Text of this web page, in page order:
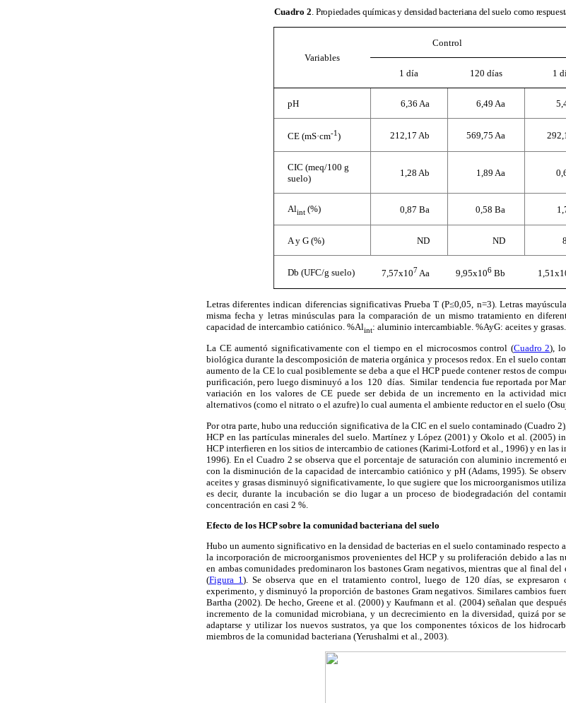
Cuadro 2.Propiedades químicas y densidad bacteriana del suelo como
Variables
Control
1 día 120 días 1
pH 6,36 Aa 6,49 Aa
CE (mS·cm-1) 212,17 Ab 569,75 Aa
CIC (meq/100 g
suelo)
1,28 Ab 1,89 Aa
Alint (%) 0,87 Ba 0,58 Ba
A y G (%) ND ND
Db (UFC/g suelo) 7,57x107 Aa 9,95x106 Bb
Letras diferentes indican diferencias significativas Prueba T (P≤0,05, n=3). Letras
misma fecha y letras minúsculas para la comparación de un mismo tratamiento en
capacidad de intercambio catiónico. %Alint: aluminio intercambiable. %AyG: aceites y
La CE aumentó significativamente con el tiempo en el microcosmos control (Cuadro 2),
biológica durante la descomposición de materia orgánica y procesos redox. En el suelo
aumento de la CE lo cual posiblemente se deba a que el HCP puede contener restos de
purificación, pero luego disminuyó a los 120 días. Similar tendencia fue reportada por
variación en los valores de CE puede ser debida de un incremento en la actividad
alternativos (como el nitrato o el azufre) lo cual aumenta el ambiente reductor en el suelo
Por otra parte, hubo una reducción significativa de la CIC en el suelo contaminado (Cuadro
HCP en las partículas minerales del suelo. Martínez y López (2001) y Okolo et al. (2005)
HCP interfieren en los sitios de intercambio de cationes (Karimi-Lotford et al., 1996) y en las
1996). En el Cuadro 2 se observa que el porcentaje de saturación con aluminio incrementó
con la disminución de la capacidad de intercambio catiónico y pH (Adams, 1995). Se
aceites y grasas disminuyó significativamente, lo que sugiere que los microorganismos
es decir, durante la incubación se dio lugar a un proceso de biodegradación del
concentración en casi 2 %.
Efecto de los HCP sobre la comunidad bacteriana del suelo
Hubo un aumento significativo en la densidad de bacterias en el suelo contaminado respecto
la incorporación de microorganismos provenientes del HCP y su proliferación debido a las
en ambas comunidades predominaron los bastones Gram negativos, mientras que al final
(Figura 1). Se observa que en el tratamiento control, luego de 120 días, se
experimento, y disminuyó la proporción de bastones Gram negativos. Similares cambios
Bartha (2002). De hecho, Greene et al. (2000) y Kaufmann et al. (2004) señalan que
incremento de la comunidad microbiana, y un decrecimiento en la diversidad, quizá por
adaptarse y utilizar los nuevos sustratos, ya que los componentes tóxicos de los
miembros de la comunidad bacteriana (Yerushalmi et al., 2003).